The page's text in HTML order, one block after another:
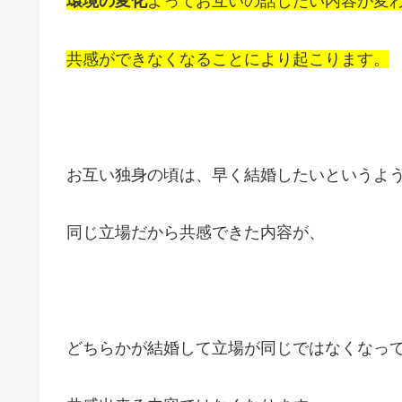
共感ができなくなることにより起こります。
お互い独身の頃は、早く結婚したいというよ
同じ立場だから共感できた内容が、
どちらかが結婚して立場が同じではなくなっ